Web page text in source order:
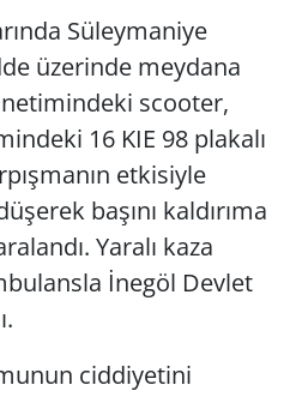
Süleymaniye
üzerinde meydana
scooter,
16 KIE 98 plakalı
etkisiyle
başını kaldırıma
Yaralı kaza
İnegöl Devlet
ciddiyetini